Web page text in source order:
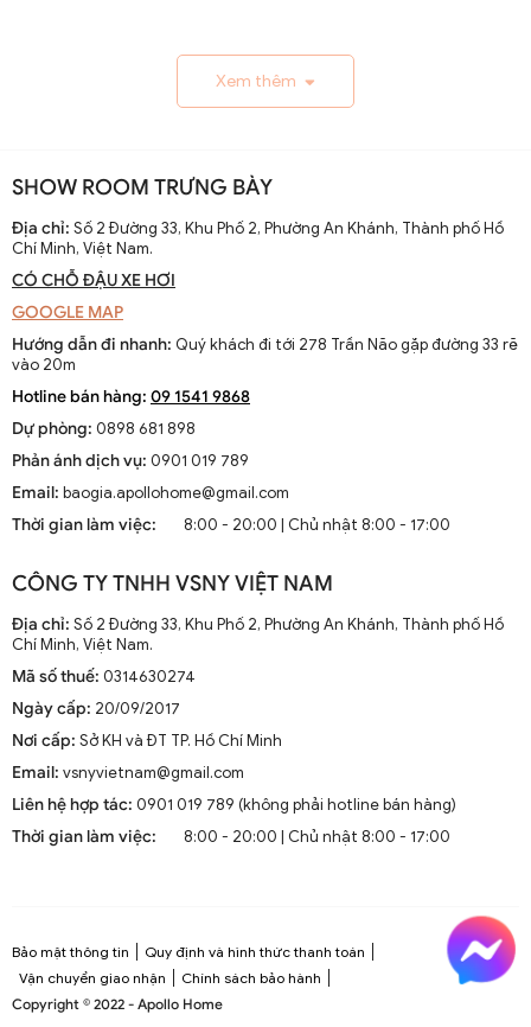
1.1. Lịch Sử và Sự Phát Triển
pháp thông gió hiệu quả ở các khu vực nhiệt đới. Ban đầu
được làm thủ công và chạy bằng điện từ pin, chúng
nhanh chóng phát triển với sự tiến bộ của công nghệ
điện.
Sự thay đổi và cải tiến qua các thập kỷ
tiến với thiết kế hiện đại, động cơ mạnh mẽ và khả năng
cứu để nâng cao hiệu suất và thẩm mỹ của sản phẩm.
Xu hướng hiện tại trên thị trường
Hiện nay, quạt trần cánh dài không chỉ là thiết bị làm mát
sống. Chúng kết hợp công nghệ tiên tiến như điều khiển
1.2. Cấu Tạo và Nguyên Lý Hoạt Động
Cấu trúc tổng thể của quạt trần cánh dài
cơ, cánh quạt, bộ điều khiển và thân quạt. Các cánh quạt
được chế tạo từ chất liệu như gỗ, kim loại hoặc
composite để đảm bảo độ bền và hiệu suất.
Nguyên lý hoạt động cơ bản
Động cơ điện làm quay các cánh quạt, tạo ra dòng không
khí tuần hoàn trong không gian phòng.
Công nghệ tiên tiến tích hợp
Xem thêm
SHOW ROOM TRƯNG BÀY
Địa chỉ: Số 2 Đường 33, Khu Phố 2, Phường An Khánh, Thành phố Hồ
Chí Minh, Việt Nam.
CÓ CHỖ ĐẬU XE HƠI
GOOGLE MAP
Hướng dẫn đi nhanh: Quý khách đi tới 278 Trần Não gặp đường 33 rẽ
vào 20m
Hotline bán hàng: 09 1541 9868
Dự phòng: 0898 681 898
Phản ánh dịch vụ: 0901 019 789
Email: baogia.apollohome@gmail.com
Thời gian làm việc:
8:00 - 20:00 | Chủ nhật 8:00 - 17:00
CÔNG TY TNHH VSNY VIỆT NAM
Địa chỉ: Số 2 Đường 33, Khu Phố 2, Phường An Khánh, Thành phố Hồ
Chí Minh, Việt Nam.
Mã số thuế: 0314630274
Ngày cấp: 20/09/2017
Nơi cấp: Sở KH và ĐT TP. Hồ Chí Minh
Email: vsnyvietnam@gmail.com
Liên hệ hợp tác: 0901 019 789 (không phải hotline bán hàng)
Thời gian làm việc:
8:00 - 20:00 | Chủ nhật 8:00 - 17:00
Bảo mật thông tin
Quy định và hình thức thanh toán
Vận chuyển giao nhận
Chính sách bảo hành
Copyright © 2022 - Apollo Home